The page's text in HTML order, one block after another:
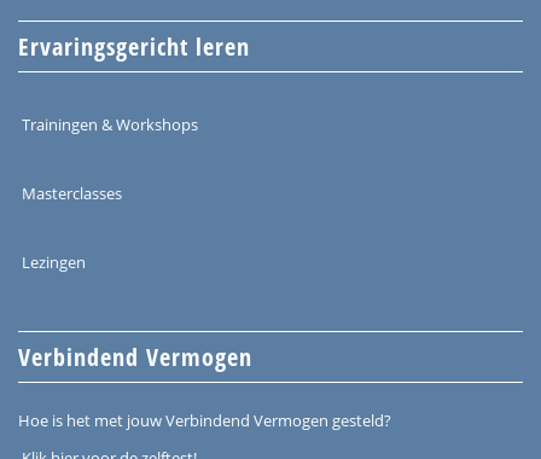
Ervaringsgericht leren
Trainingen & Workshops
Masterclasses
Lezingen
Verbindend Vermogen
Hoe is het met jouw Verbindend Vermogen gesteld?